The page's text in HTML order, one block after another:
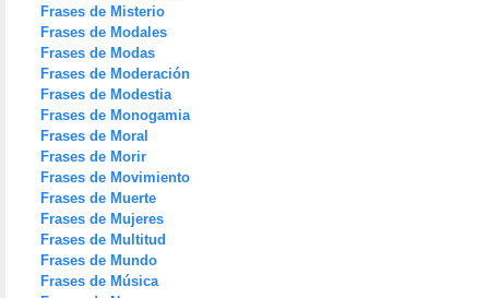
Frases de Misterio
Frases de Modales
Frases de Modas
Frases de Moderación
Frases de Modestia
Frases de Monogamia
Frases de Moral
Frases de Morir
Frases de Movimiento
Frases de Muerte
Frases de Mujeres
Frases de Multitud
Frases de Mundo
Frases de Música